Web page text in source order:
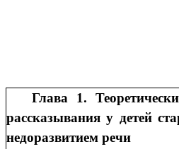
Глава 1.
рассказывания у детей